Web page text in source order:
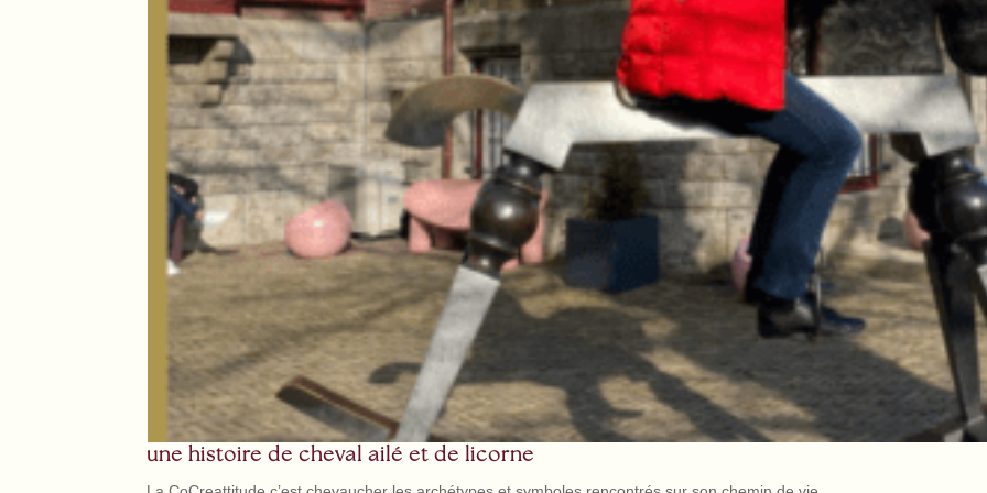
une histoire de cheval ailé et de licorne